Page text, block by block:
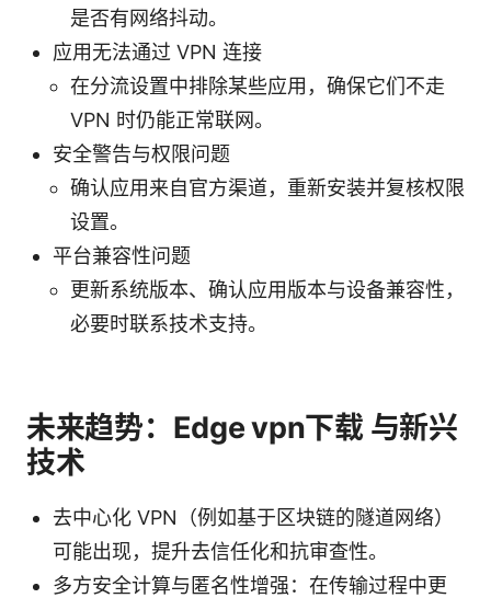
是否有网络抖动。
应用无法通过 VPN 连接
在分流设置中排除某些应用，确保它们不走
VPN 时仍能正常联网。
安全警告与权限问题
确认应用来自官方渠道，重新安装并复核权限
设置。
平台兼容性问题
更新系统版本、确认应用版本与设备兼容性，
必要时联系技术支持。
未来趋势：Edge vpn下载 与新兴
技术
去中心化 VPN（例如基于区块链的隧道网络）
可能出现，提升去信任化和抗审查性。
多方安全计算与匿名性增强：在传输过程中更